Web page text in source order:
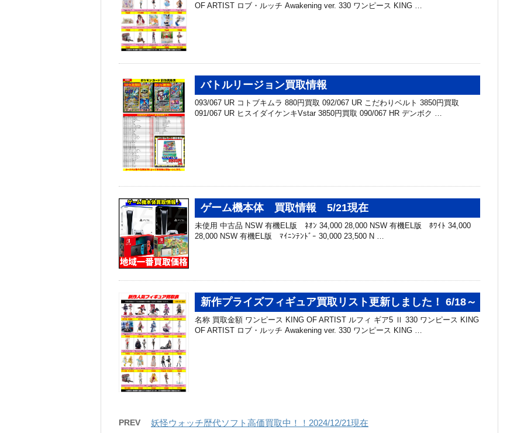
OF ARTIST ロブ・ルッチ Awakening ver. 330 ワンピース KING …
バトルリージョン買取情報
093/067 UR コトブキムラ 880円買取 092/067 UR こだわりベルト 3850円買取
091/067 UR ヒスイダイケンキVstar 3850円買取 090/067 HR デンボク …
ゲーム機本体 買取情報 5/21現在
未使用 中古品 NSW 有機EL版 ﾈｵﾝ 34,000 28,000 NSW 有機EL版 ﾎﾜｲﾄ 34,000
28,000 NSW 有機EL版 ﾏｲﾆﾝﾃﾝﾄﾞｰ 30,000 23,500 N …
新作プライズフィギュア買取リスト更新しました！ 6/18～
名称 買取金額 ワンピース KING OF ARTIST ルフィ ギア5 Ⅱ 330 ワンピース KING
OF ARTIST ロブ・ルッチ Awakening ver. 330 ワンピース KING …
PREV 妖怪ウォッチ歴代ソフト高価買取中！！2024/12/21現在